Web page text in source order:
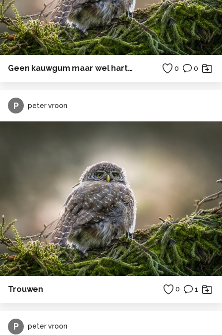
Geen kauwgum maar wel hartelijkheid 0 0
P peter vroon
Trouwen 0 1
P peter vroon